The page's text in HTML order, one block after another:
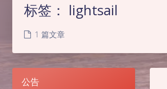
标签： lightsail
1 篇文章
公告